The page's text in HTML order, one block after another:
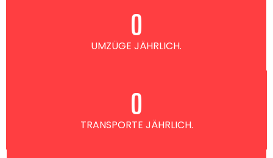
UMZÜGE JÄHRLICH.
0
TRANSPORTE JÄHRLICH.
0